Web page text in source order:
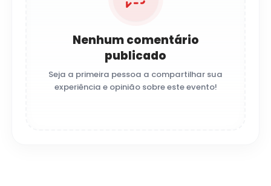
Nenhum comentário
publicado
Seja a primeira pessoa a compartilhar sua
experiência e opinião sobre este evento!